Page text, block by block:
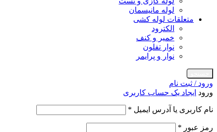
لوله مانیسمان
متعلقات لوله کشی
الکترود
خمیر و کنف
نوار تفلون
نوار و پرایمر
ورود / ثبت نام
ورود ایجاد یک حساب کاربری
نام کاربری یا آدرس ایمیل *
رمز عبور *